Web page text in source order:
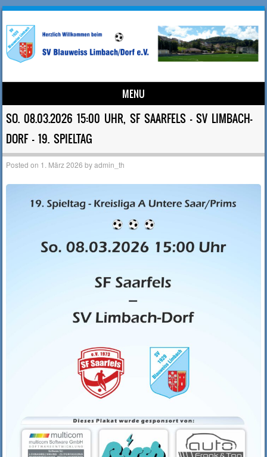
MENU
Skip to content
SO. 08.03.2026 15:00 UHR, SF SAARFELS – SV LIMBACH-
DORF – 19. SPIELTAG
Posted on 1. März 2026 byadmin_th